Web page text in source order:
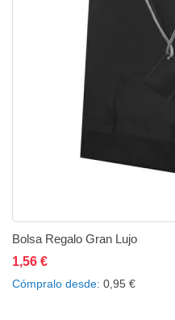
Bolsa Regalo Gran Lujo
1,56 €
Cómpralo desde 0,95 €